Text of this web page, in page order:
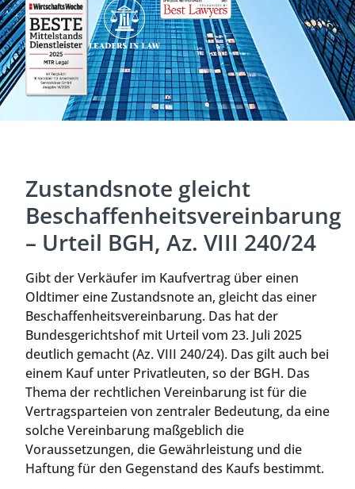
Zustandsnote gleicht
Beschaffenheitsvereinbarung
– Urteil BGH, Az. VIII 240/24
Gibt der Verkäufer im Kaufvertrag über einen
Oldtimer eine Zustandsnote an, gleicht das einer
Beschaffenheitsvereinbarung. Das hat der
Bundesgerichtshof mit Urteil vom 23. Juli 2025
deutlich gemacht (Az. VIII 240/24). Das gilt auch bei
einem Kauf unter Privatleuten, so der BGH. Das
Thema der rechtlichen Vereinbarung ist für die
Vertragsparteien von zentraler Bedeutung, da eine
solche Vereinbarung maßgeblich die
Voraussetzungen, die Gewährleistung und die
Haftung für den Gegenstand des Kaufs bestimmt.